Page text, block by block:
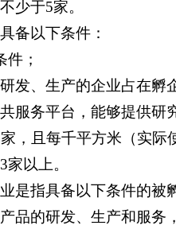
少于5家。
备以下条件：
件；
发、生产的企业占在孵
服务平台，能够提供
家，且每千平方米（实
家以上。
是指具备以下条件的被
品的研发、生产和服